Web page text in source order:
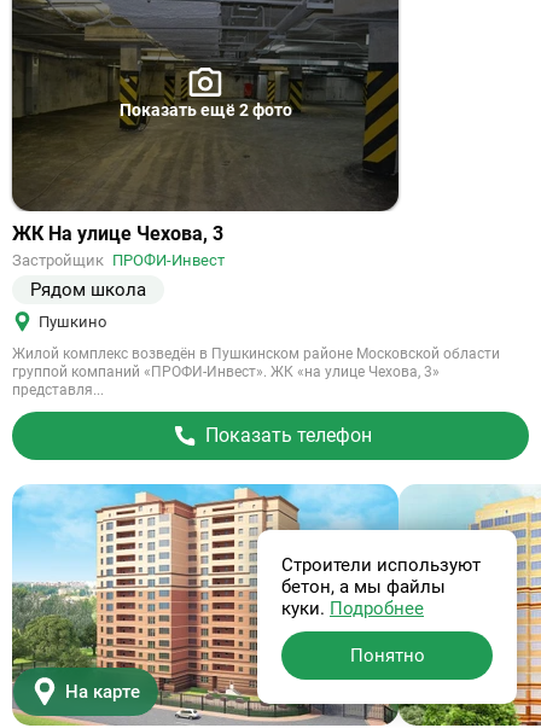
На карте
Ссылка
объект
ЖК На улице Чехова, 3
Застройщик ПРОФИ-Инвест
Рядом школа
Пушкино
Жилой комплекс возведён в Пушкинском районе Московской области
группой компаний «ПРОФИ-Инвест». ЖК «на улице Чехова, 3»
представля...
Показать телефон
Сдан
Строители используют
бетон, а мы файлы
куки. Подробнее
Понятно